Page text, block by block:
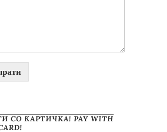
СО КАРТИЧКА! PAY WITH